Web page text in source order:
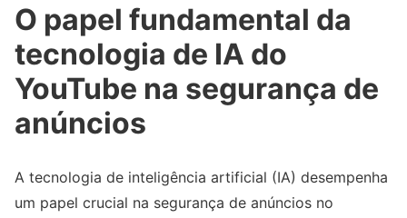
O papel fundamental da
tecnologia de IA do
YouTube na segurança de
anúncios
A tecnologia de inteligência artificial (IA) desempenha
um papel crucial na segurança de anúncios no